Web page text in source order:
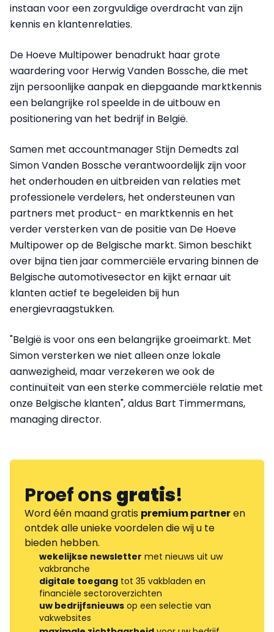
instaan voor een zorgvuldige overdracht van zijn
kennis en klantenrelaties.
De Hoeve Multipower benadrukt haar grote
waardering voor Herwig Vanden Bossche, die met
zijn persoonlijke aanpak en diepgaande marktkennis
een belangrijke rol speelde in de uitbouw en
positionering van het bedrijf in België.
Samen met accountmanager Stijn Demedts zal
Simon Vanden Bossche verantwoordelijk zijn voor
het onderhouden en uitbreiden van relaties met
professionele verdelers, het ondersteunen van
partners met product- en marktkennis en het
verder versterken van de positie van De Hoeve
Multipower op de Belgische markt. Simon beschikt
over bijna tien jaar commerciële ervaring binnen de
Belgische automotivesector en kijkt ernaar uit
klanten actief te begeleiden bij hun
energievraagstukken.
"België is voor ons een belangrijke groeimarkt. Met
Simon versterken we niet alleen onze lokale
aanwezigheid, maar verzekeren we ook de
continuïteit van een sterke commerciële relatie met
onze Belgische klanten", aldus Bart Timmermans,
managing director.
Proef onsgratis!
Word één maand gratis premium partneren
ontdek alle unieke voordelen die wij u te
bieden hebben.
wekelijkse newsletter met nieuws uit uw
vakbranche
digitale toegang tot 35 vakbladen en
financiële sectoroverzichten
uw bedrijfsnieuws op een selectie van
vakwebsites